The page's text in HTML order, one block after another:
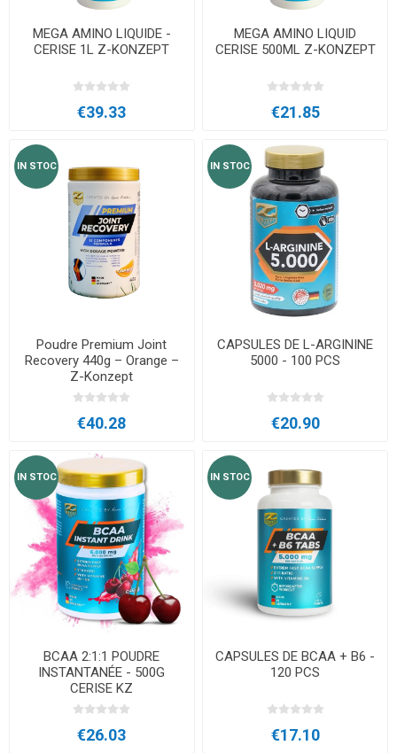
MEGA AMINO LIQUIDE -
CERISE 1L Z-KONZEPT
€39.33
MEGA AMINO LIQUID
CERISE 500ML Z-KONZEPT
€21.85
IN STOC
Poudre Premium Joint
Recovery 440g – Orange –
Z-Konzept
€40.28
IN STOC
CAPSULES DE L-ARGININE
5000 - 100 PCS
€20.90
IN STOC
BCAA 2:1:1 POUDRE
INSTANTANÉE - 500G
CERISE KZ
€26.03
IN STOC
CAPSULES DE BCAA + B6 -
120 PCS
€17.10